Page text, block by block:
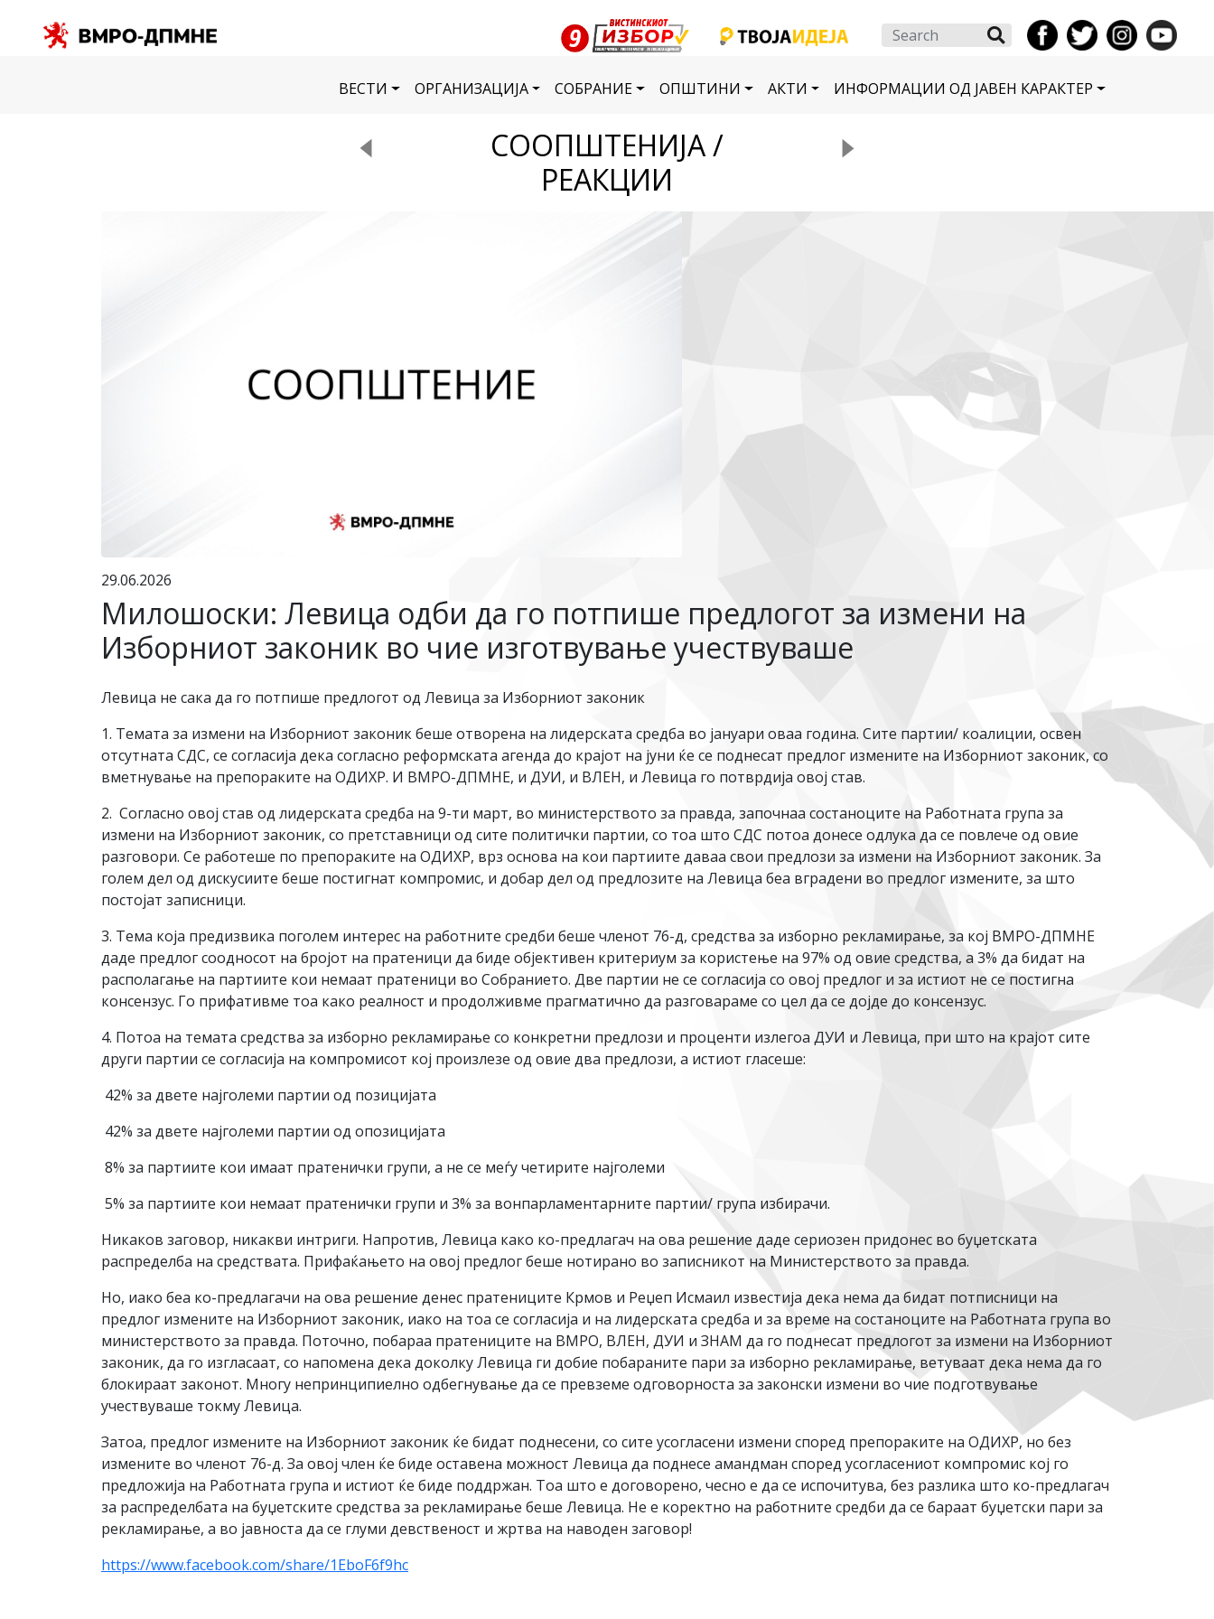
Search
ВЕСТИ ОРГАНИЗАЦИЈА СОБРАНИЕ ОПШТИНИ АКТИ ИНФОРМАЦИИ ОД ЈАВЕН КАРАКТЕР
СООПШТЕНИЈА /
РЕАКЦИИ
29.06.2026
Милошоски: Левица одби да го потпише предлогот за измени на
Изборниот законик во чие изготвување учествуваше
Левица не сака да го потпише предлогот од Левица за Изборниот законик
1. Темата за измени на Изборниот законик беше отворена на лидерската средба во јануари оваа година. Сите партии/ коалиции, освен
отсутната СДС, се согласија дека согласно реформската агенда до крајот на јуни ќе се поднесат предлог измените на Изборниот законик, со
вметнување на препораките на ОДИХР. И ВМРО-ДПМНЕ, и ДУИ, и ВЛЕН, и Левица го потврдија овој став.
2️. Согласно овој став од лидерската средба на 9-ти март, во министерството за правда, започнаа состаноците на Работната група за
измени на Изборниот законик, со претставници од сите политички партии, со тоа што СДС потоа донесе одлука да се повлече од овие
разговори. Се работеше по препораките на ОДИХР, врз основа на кои партиите даваа свои предлози за измени на Изборниот законик. За
голем дел од дискусиите беше постигнат компромис, и добар дел од предлозите на Левица беа вградени во предлог измените, за што
постојат записници.
3. Тема која предизвика поголем интерес на работните средби беше членот 76-д, средства за изборно рекламирање, за кој ВМРО-ДПМНЕ
даде предлог соодносот на бројот на пратеници да биде објективен критериум за користење на 97% од овие средства, а 3% да бидат на
располагање на партиите кои немаат пратеници во Собранието. Две партии не се согласија со овој предлог и за истиот не се постигна
консензус. Го прифативме тоа како реалност и продолживме прагматично да разговараме со цел да се дојде до консензус.
4. Потоа на темата средства за изборно рекламирање со конкретни предлози и проценти излегоа ДУИ и Левица, при што на крајот сите
други партии се согласија на компромисот кој произлезе од овие два предлози, а истиот гласеше:
42% за двете најголеми партии од позицијата
42% за двете најголеми партии од опозицијата
8% за партиите кои имаат пратенички групи, а не се меѓу четирите најголеми
5% за партиите кои немаат пратенички групи и 3% за вонпарламентарните партии/ група избирачи.
Никаков заговор, никакви интриги. Напротив, Левица како ко-предлагач на ова решение даде сериозен придонес во буџетската
распределба на средствата. Прифаќањето на овој предлог беше нотирано во записникот на Министерството за правда.
Но, иако беа ко-предлагачи на ова решение денес пратениците Крмов и Реџеп Исмаил известија дека нема да бидат потписници на
предлог измените на Изборниот законик, иако на тоа се согласија и на лидерската средба и за време на состаноците на Работната група во
министерството за правда. Поточно, побараа пратениците на ВМРО, ВЛЕН, ДУИ и ЗНАМ да го поднесат предлогот за измени на Изборниот
законик, да го изгласаат, со напомена дека доколку Левица ги добие побараните пари за изборно рекламирање, ветуваат дека нема да го
блокираат законот. Многу непринципиелно одбегнување да се превземе одговорноста за законски измени во чие подготвување
учествуваше токму Левица.
Затоа, предлог измените на Изборниот законик ќе бидат поднесени, со сите усогласени измени според препораките на ОДИХР, но без
измените во членот 76-д. За овој член ќе биде оставена можност Левица да поднесе амандман според усогласениот компромис кој го
предложија на Работната група и истиот ќе биде поддржан. Тоа што е договорено, чесно е да се испочитува, без разлика што ко-предлагач
за распределбата на буџетските средства за рекламирање беше Левица. Не е коректно на работните средби да се бараат буџетски пари за
рекламирање, а во јавноста да се глуми девственост и жртва на наводен заговор!
https://www.facebook.com/share/1EboF6f9hc